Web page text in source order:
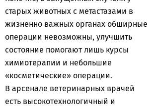
старых животных с метастазами в
жизненно важных органах обширные
операции невозможны, улучшить
состояние помогают лишь курсы
химиотерапии и небольшие
«косметические» операции.
В арсенале ветеринарных врачей
есть высокотехнологичный и